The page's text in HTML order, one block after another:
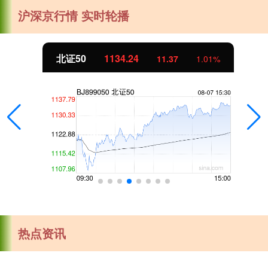
沪深京行情 实时轮播
北证50 1134.24 11.37 1.01%
热点资讯